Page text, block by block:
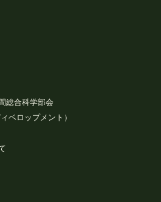
総合科学部会
ベロップメント）